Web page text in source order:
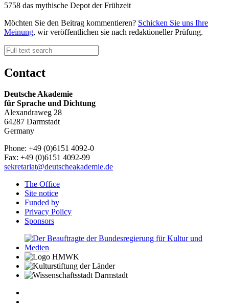
5758 das mythische Depot der Frühzeit
Möchten Sie den Beitrag kommentieren? Schicken Sie uns Ihre
Meinung, wir veröffentlichen sie nach redaktioneller Prüfung.
Contact
Deutsche Akademie
für Sprache und Dichtung
Alexandraweg 28
64287 Darmstadt
Germany
Phone: +49 (0)6151 4092-0
Fax: +49 (0)6151 4092-99
sekretariat@deutscheakademie.de
The Office
Site notice
Funded by
Privacy Policy
Sponsors